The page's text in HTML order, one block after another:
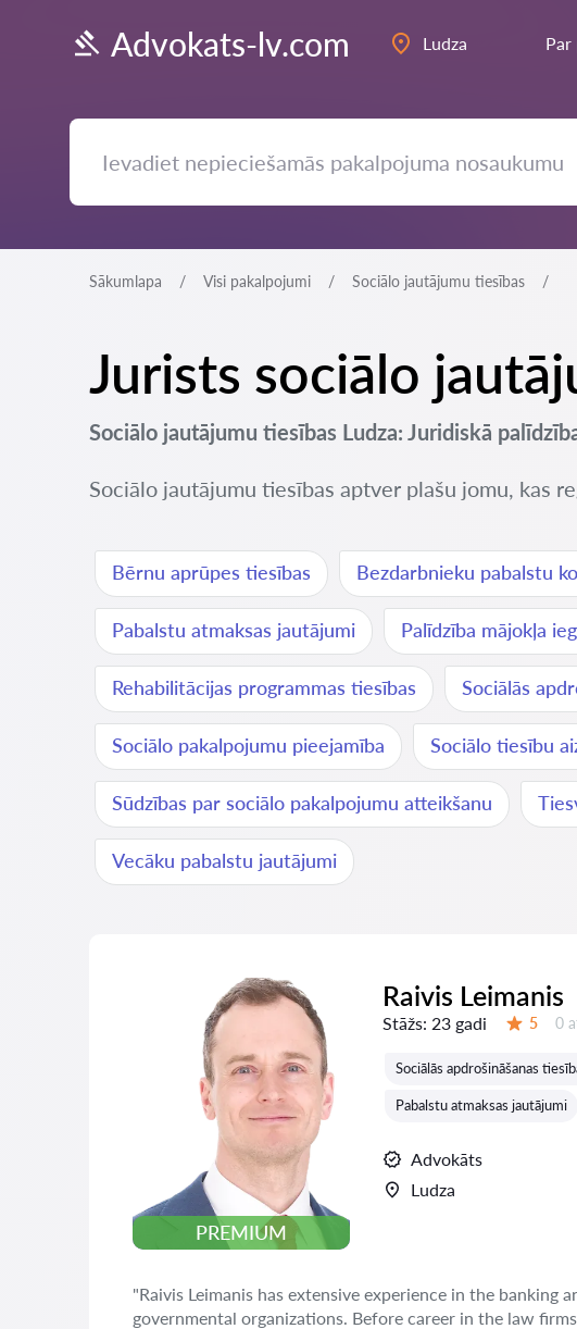
Advokats-lv.com Ludza Par
Sākumlapa Visi pakalpojumi Sociālo jautājumu tiesības
Jurists sociālo
Sociālo jautājumu tiesības Ludza: Juridiskā
Sociālo jautājumu tiesības aptver plašu jomu, kas
Bērnu aprūpes tiesības Bezdarbnieku pabalstu
Pabalstu atmaksas jautājumi Palīdzība mājokļa
Rehabilitācijas programmas tiesības Sociālās
Sociālo pakalpojumu pieejamība Sociālo tiesību
Sūdzības par sociālo pakalpojumu atteikšanu
Vecāku pabalstu jautājumi
PREMIUM
Raivis Leimanis
Stāžs: 23 gadi 5 0
Sociālās apdrošināšanas
Pabalstu atmaksas jautājumi
Advokāts
Ludza
"Raivis Leimanis has extensive experience in the banking
governmental organizations. Before career in the law